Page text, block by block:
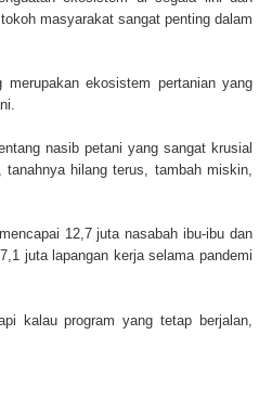
masyarakat sangat penting dalam
ekosistem pertanian yang
nasib petani yang sangat krusial
hilang terus, tambah miskin,
12,7 juta nasabah ibu-ibu dan
juta lapangan kerja selama pandemi
kalau program yang tetap berjalan,